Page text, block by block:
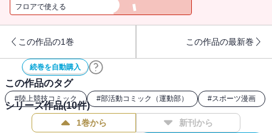
フロアで使える
この作品の1巻 この作品の最新巻
続巻を自動購入
この作品のタグ
#陸上競技コミック #部活動コミック（運動部） #スポーツ漫画
シリーズ作品(10件)
1巻から 新刊から